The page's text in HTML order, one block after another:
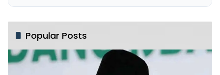
Popular Posts